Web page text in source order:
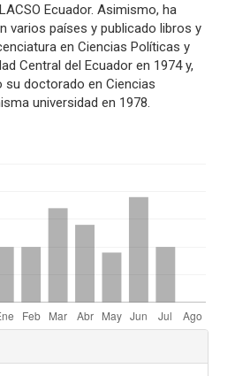
Ecuador. Asimismo, ha
varios países y publicado libros y
en Ciencias Políticas y
Central del Ecuador en 1974 y,
doctorado en Ciencias
universidad en 1978.